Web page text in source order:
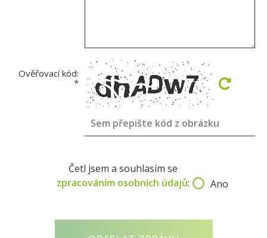
Ověřovací kód:
*
Četl jsem a souhlasím se
zpracováním osobních údajů: Ano